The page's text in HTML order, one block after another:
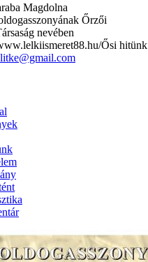
Magdolna
Őrzői
nevében
Ősi hitünk